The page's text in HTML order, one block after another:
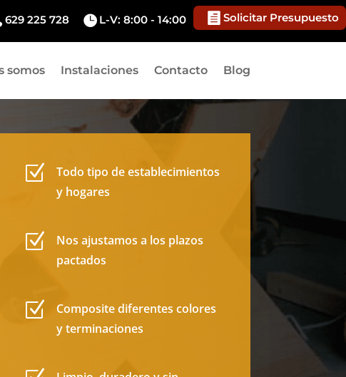
629 225 728  L-V: 8:00 - 14:00  Solicitar Presupuesto
somos Instalaciones Contacto Blog
Z
Todo tipo de establecimientos
y hogares
Z
Nos ajustamos a los plazos
pactados
Z
Composite diferentes colores
y terminaciones